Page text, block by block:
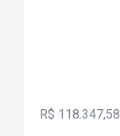
R$ 118.347,58